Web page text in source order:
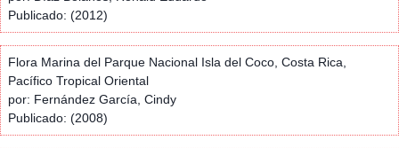
Publicado: (2012)
Flora Marina del Parque Nacional Isla del Coco, Costa Rica,
Pacífico Tropical Oriental
por: Fernández García, Cindy
Publicado: (2008)